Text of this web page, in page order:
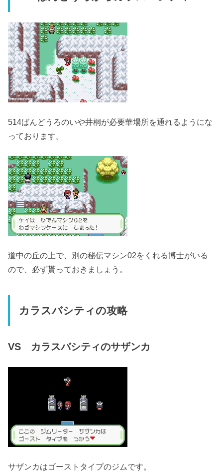
514ばんどうろのいや井桐が必要華場所を通れるようにな
っております。
道中の丘の上で、別の秘伝マシン02をくれる博士がいる
ので、必ず貰っておきましょう。
カラスバシティの攻略
VS カラスバシティのサザンカ
サザンカはゴーストタイプのジムです。